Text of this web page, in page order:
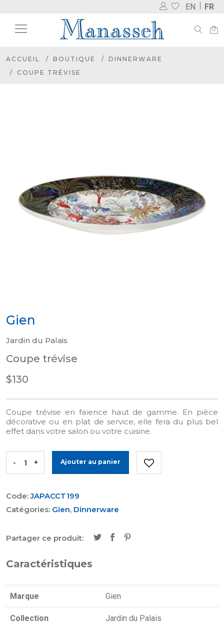
EN FR
ACCUEIL BOUTIQUE
DINNERWARE
COUPE TRÉVISE
Gien
Jardin du Palais
Coupe trévise
$130
Coupe trévise en faïence haut de gamme. En pièce
décorative ou en plat de service, elle fera du plus bel
effet dans votre salon ou votre cuisine.
- + Ajouter au panier
Code:JAPACCT199
Catégories: Gien, Dinnerware
Partager ce produit:
Caractéristiques
Marque Gien
Collection Jardin du Palais